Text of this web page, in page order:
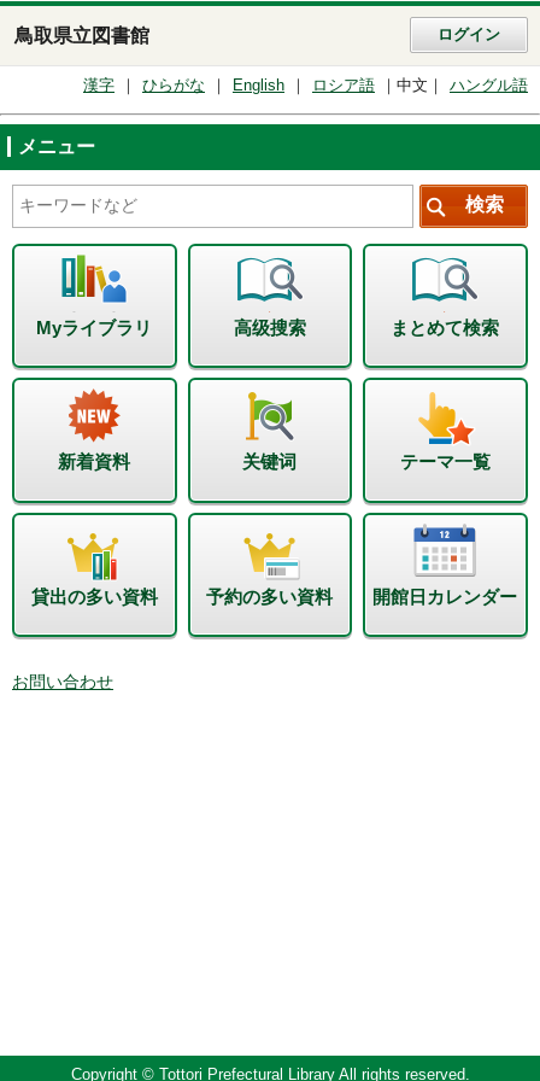
鳥取県立図書館 ログイン
漢字 ひらがな English ロシア語 中文 ハングル語
メニュー
Myライブラリ 高级搜索 まとめて検索
新着資料 关键词 テーマ一覧
貸出の多い資料 予約の多い資料 開館日カレンダー
お問い合わせ
Copyright © Tottori Prefectural Library All rights reserved.